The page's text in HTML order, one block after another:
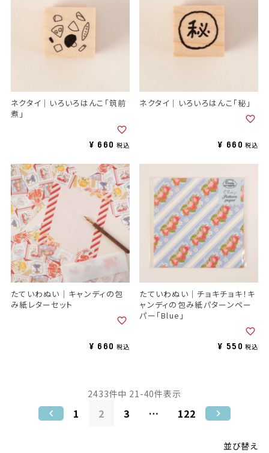
ネクタイ｜いろいろはんこ「筑前
煮」
¥ 660 税込
ネクタイ｜いろいろはんこ「秘」
¥ 660 税込
たていわぬい｜キャンディの包
み紙レターセット
¥ 660 税込
たていわぬい｜チョキチョキ！キ
ャンディの包み紙パターンペー
パー「Blue」
¥ 550 税込
並び替え
2433件中 21 -40件表示
1 2 3 … 122